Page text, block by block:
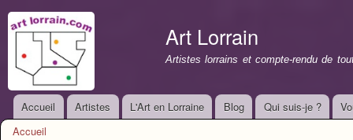
Art Lorrain
Artistes lorrains et compte-rendu de
Menu principal
Accueil Artistes L'Art en Lorraine Blog Qui suis-je ?
Accueil